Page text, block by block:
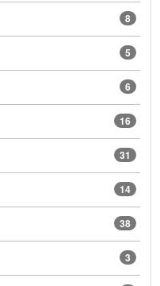
8
5
6
16
31
14
38
3